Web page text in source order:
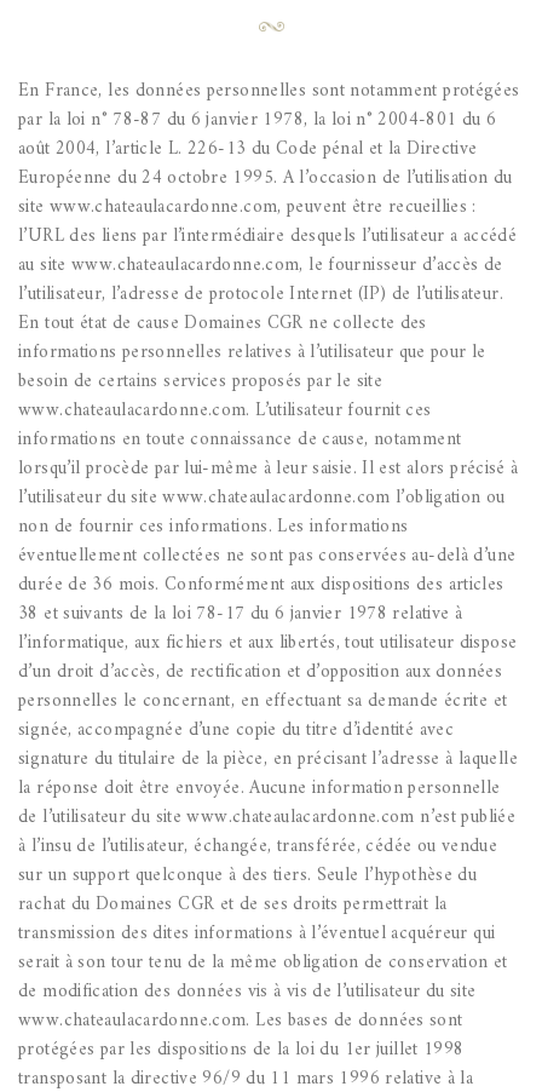
En France, les données personnelles sont notamment protégées
par la loi n° 78-87 du 6 janvier 1978, la loi n° 2004-801 du 6
août 2004, l’article L. 226-13 du Code pénal et la Directive
Européenne du 24 octobre 1995. A l’occasion de l’utilisation du
site www.chateaulacardonne.com, peuvent être recueillies :
l’URL des liens par l’intermédiaire desquels l’utilisateur a accédé
au site www.chateaulacardonne.com, le fournisseur d’accès de
l’utilisateur, l’adresse de protocole Internet (IP) de l’utilisateur.
En tout état de cause Domaines CGR ne collecte des
informations personnelles relatives à l’utilisateur que pour le
besoin de certains services proposés par le site
www.chateaulacardonne.com. L’utilisateur fournit ces
informations en toute connaissance de cause, notamment
lorsqu’il procède par lui-même à leur saisie. Il est alors précisé à
l’utilisateur du site www.chateaulacardonne.com l’obligation ou
non de fournir ces informations. Les informations
éventuellement collectées ne sont pas conservées au-delà d’une
durée de 36 mois. Conformément aux dispositions des articles
38 et suivants de la loi 78-17 du 6 janvier 1978 relative à
l’informatique, aux fichiers et aux libertés, tout utilisateur dispose
d’un droit d’accès, de rectification et d’opposition aux données
personnelles le concernant, en effectuant sa demande écrite et
signée, accompagnée d’une copie du titre d’identité avec
signature du titulaire de la pièce, en précisant l’adresse à laquelle
la réponse doit être envoyée.Aucune information personnelle
de l’utilisateur du site www.chateaulacardonne.com n’est publiée
à l’insu de l’utilisateur, échangée, transférée, cédée ou vendue
sur un support quelconque à des tiers. Seule l’hypothèse du
rachat du Domaines CGR et de ses droits permettrait la
transmission des dites informations à l’éventuel acquéreur qui
serait à son tour tenu de la même obligation de conservation et
de modification des données vis à vis de l’utilisateur du site
www.chateaulacardonne.com. Les bases de données sont
protégées par les dispositions de la loi du 1er juillet 1998
transposant la directive 96/9 du 11 mars 1996 relative à la